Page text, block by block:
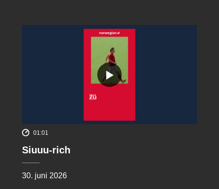
01:01
Siuuu-rich
30. juni 2026